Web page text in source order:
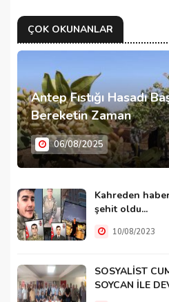
ÇOK OKUNANLAR
Antep Fıstığı Hasadı
Bereketin Zaman
06/08/2025
Kahreden
şehit oldu...
10/08/2023
SOSYALİST
SOYCAN İLE